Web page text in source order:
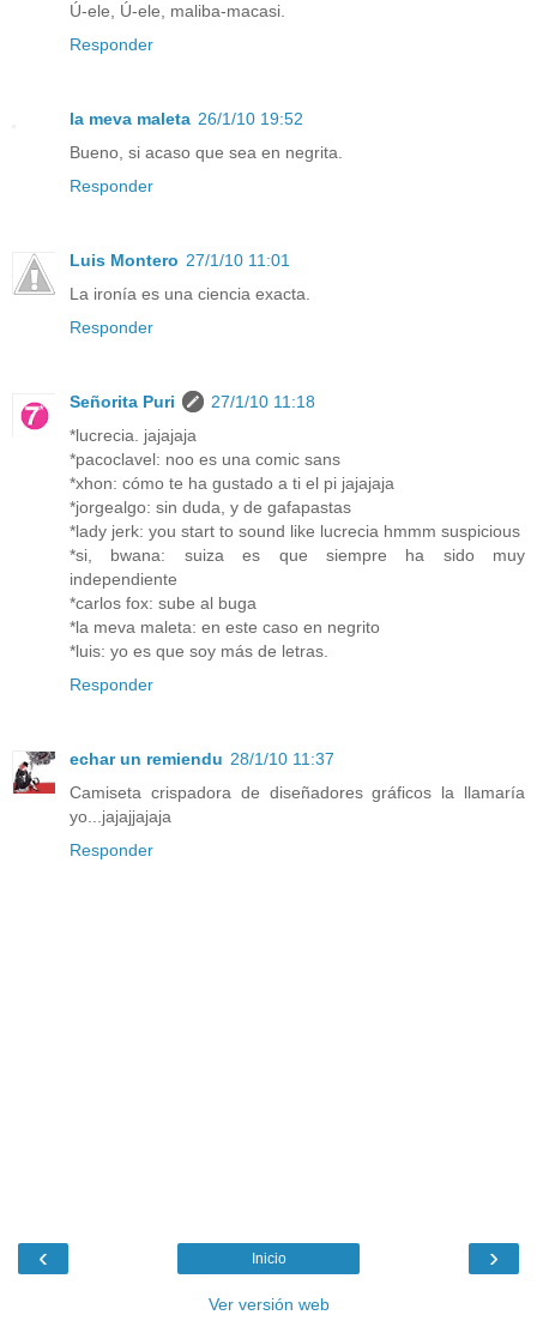
Ú-ele, Ú-ele, maliba-macasi.
Responder
la meva maleta 26/1/10 19:52
Bueno, si acaso que sea en negrita.
Responder
Luis Montero 27/1/10 11:01
La ironía es una ciencia exacta.
Responder
Señorita Puri
27/1/10 11:18
*lucrecia. jajajaja
*pacoclavel: noo es una comic sans
*xhon: cómo te ha gustado a ti el pi jajajaja
*jorgealgo: sin duda, y de gafapastas
*lady jerk: you start to sound like lucrecia hmmm suspicious
*si, bwana: suiza es que siempre ha sido muy
independiente
*carlos fox: sube al buga
*la meva maleta: en este caso en negrito
*luis: yo es que soy más de letras.
Responder
echar un remiendu 28/1/10 11:37
Camiseta crispadora de diseñadores gráficos la llamaría
yo...jajajjajaja
Responder
‹ ›
Inicio
Ver versión web